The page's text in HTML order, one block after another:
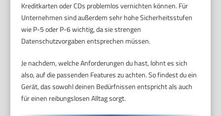
Kreditkarten oder CDs problemlos vernichten können. Für
Unternehmen sind außerdem sehr hohe Sicherheitsstufen
wie P-5 oder P-6 wichtig, da sie strengen
Datenschutzvorgaben entsprechen müssen.
Je nachdem, welche Anforderungen du hast, lohnt es sich
also, auf die passenden Features zu achten. So findest du ein
Gerät, das sowohl deinen Bedürfnissen entspricht als auch
für einen reibungslosen Alltag sorgt.